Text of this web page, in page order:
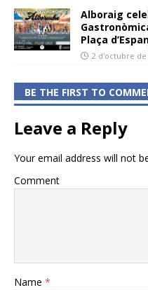
Alboraig
Plaça
2 d'octubre de
BE THE FIRST TO
Leave a Reply
Your email address will not
Comment
Name *